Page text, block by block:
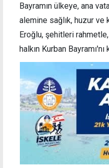
Bayramın ülkeye, ana
alemine sağlık, huzur
Eroğlu, şehitleri
halkın Kurban Bayramı'nı